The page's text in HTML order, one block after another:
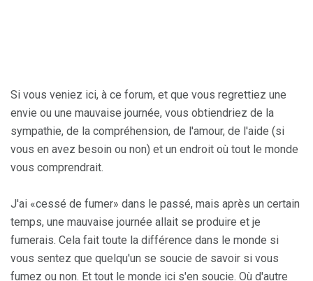
Si vous veniez ici, à ce forum, et que vous regrettiez une
envie ou une mauvaise journée, vous obtiendriez de la
sympathie, de la compréhension, de l'amour, de l'aide (si
vous en avez besoin ou non) et un endroit où tout le monde
vous comprendrait.
J'ai «cessé de fumer» dans le passé, mais après un certain
temps, une mauvaise journée allait se produire et je
fumerais. Cela fait toute la différence dans le monde si
vous sentez que quelqu'un se soucie de savoir si vous
fumez ou non. Et tout le monde ici s'en soucie. Où d'autre